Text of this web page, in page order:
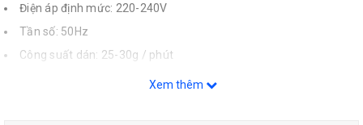
Điện áp định mức: 220-240V
Tần số: 50Hz
Công suất dán: 25-30g / phút
Đường kính thanh keo: 10.8-11.5mm
Xem thêm